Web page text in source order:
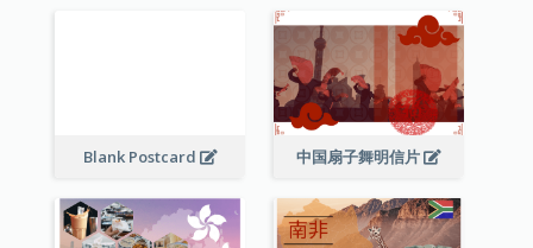
Blank Postcard 中国扇子舞明信片